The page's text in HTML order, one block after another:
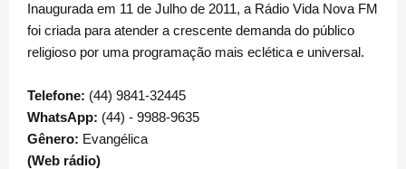
Inaugurada em 11 de Julho de 2011, a Rádio Vida Nova FM
foi criada para atender a crescente demanda do público
religioso por uma programação mais eclética e universal.
Telefone: (44) 9841-32445
WhatsApp: (44) - 9988-9635
Gênero: Evangélica
(Web rádio)